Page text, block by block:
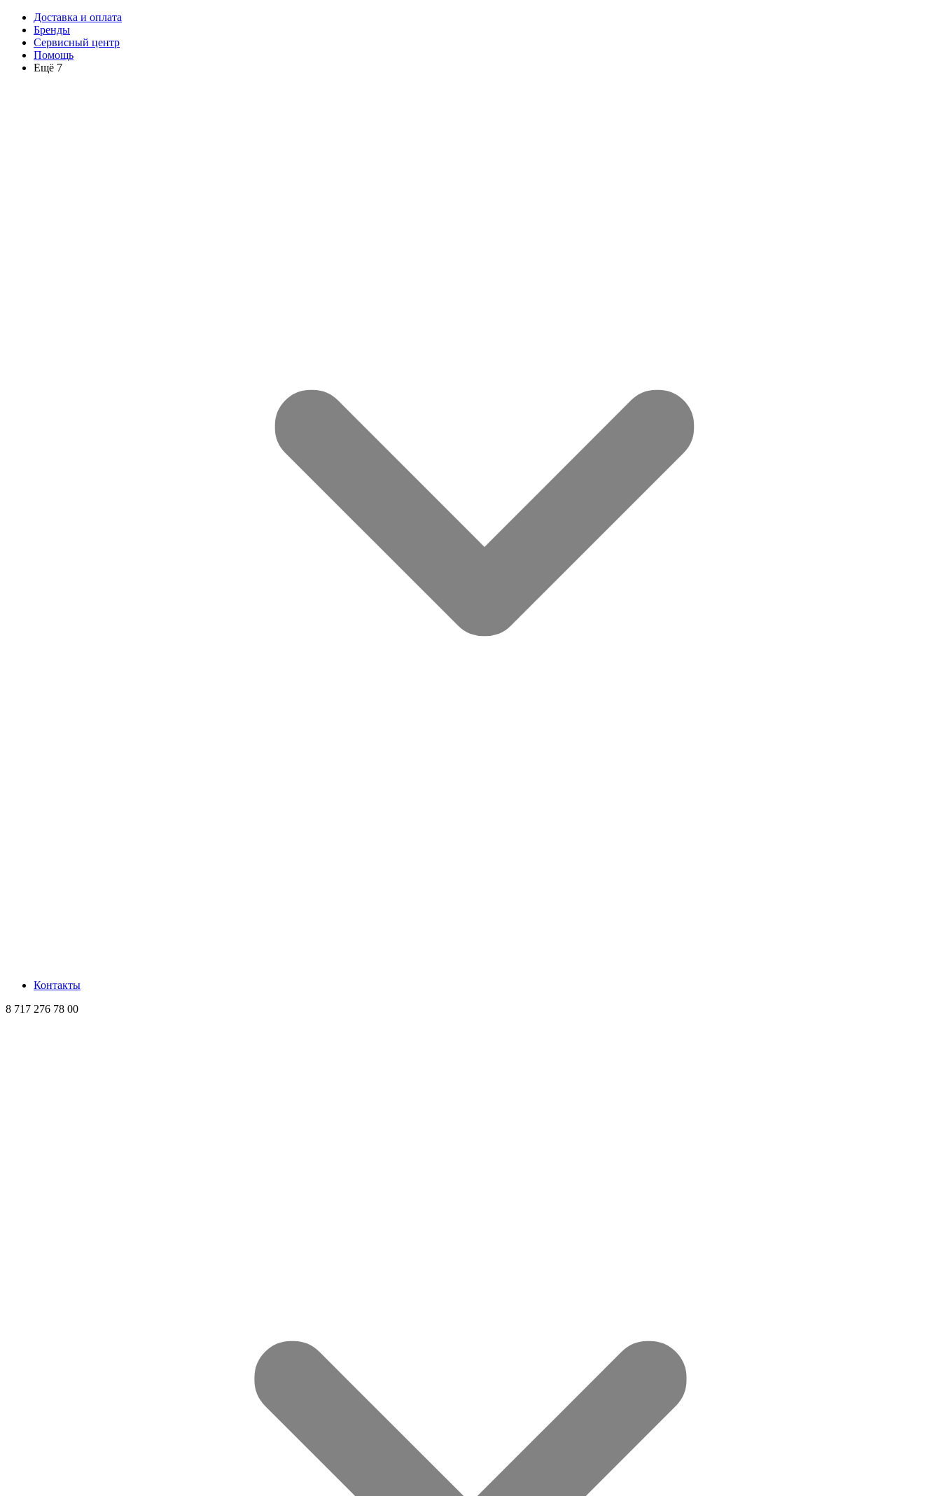
Доставка и оплата
Бренды
Сервисный центр
Помощь
Ещё 7
Контакты
8 717 276 78 00